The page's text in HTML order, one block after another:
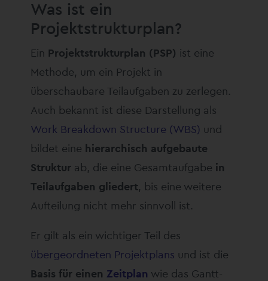
Was ist ein
Projektstrukturplan?
Ein Projektstrukturplan (PSP) ist eine
Methode, um ein Projekt in
überschaubare Teilaufgaben zu zerlegen.
Auch bekannt ist diese Darstellung als
Work Breakdown Structure (WBS) und
bildet eine hierarchisch aufgebaute
Struktur ab, die eine Gesamtaufgabe in
Teilaufgaben gliedert, bis eine weitere
Aufteilung nicht mehr sinnvoll ist.
Er gilt als ein wichtiger Teil des
übergeordneten Projektplans und ist die
Basis für einen Zeitplan wie das Gantt-